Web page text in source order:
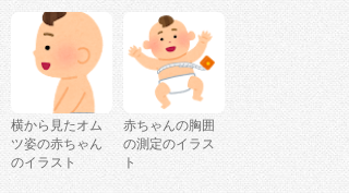
横から見たオム
ツ姿の赤ちゃん
のイラスト
赤ちゃんの胸囲
の測定のイラス
ト